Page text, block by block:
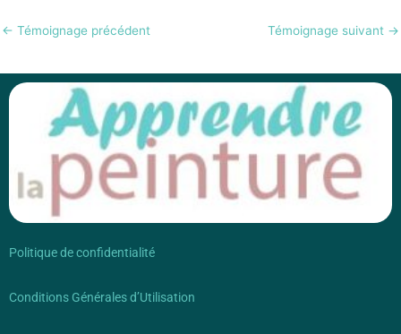
← Témoignage précédent Témoignage suivant →
Politique de confidentialité
Conditions Générales d’Utilisation